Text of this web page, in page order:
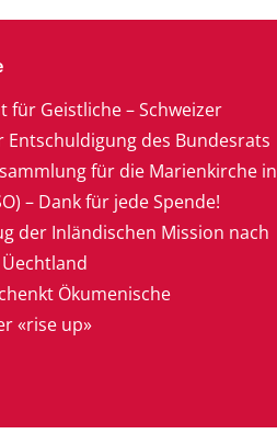
für Geistliche – Schweizer
Entschuldigung des Bundesrats
für die Marienkirche in
– Dank für jede Spende!
der Inländischen Mission nach
Ökumenische
«rise up»